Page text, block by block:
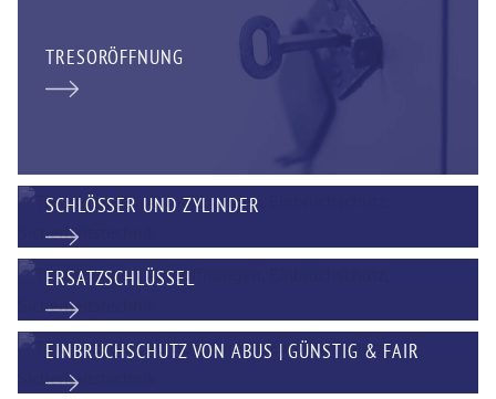
TRESORÖFFNUNG
SCHLÖSSER UND ZYLINDER
ERSATZSCHLÜSSEL
EINBRUCHSCHUTZ VON ABUS | GÜNSTIG & FAIR